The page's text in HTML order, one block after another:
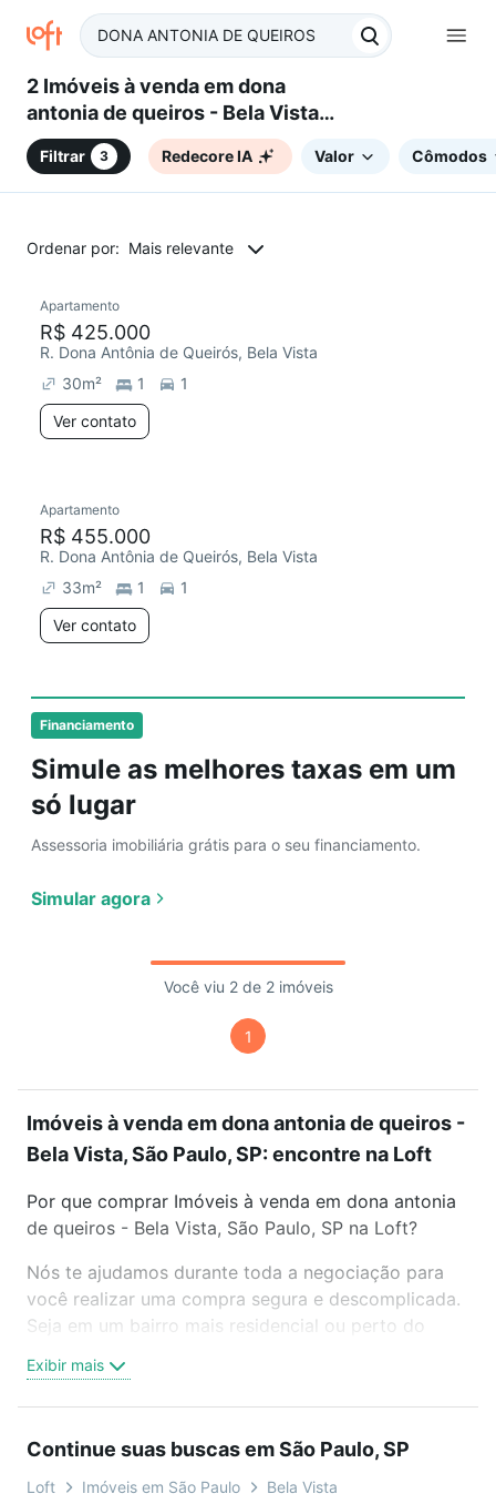
2 Imóveis à venda em dona
antonia de queiros - Bela Vista,
São Paulo, SP
Filtrar 3 Redecore IA Valor Cômodos
Ordenar por: Mais relevante
Financiamento
Simule as melhores taxas em um
só lugar
Assessoria imobiliária grátis para o seu financiamento.
Simular agora
Redecorar
Apartamento
R$ 425.000
R. Dona Antônia de Queirós, Bela Vista
30m² 1
1
Ver contato
Redecorar
Apartamento
R$ 455.000
R. Dona Antônia de Queirós, Bela Vista
33m² 1
1
Ver contato
Você viu 2 de 2 imóveis
1
Imóveis à venda em dona antonia de queiros -
Bela Vista, São Paulo, SP: encontre na Loft
Por que comprar Imóveis à venda em dona antonia
de queiros - Bela Vista, São Paulo, SP na Loft?
Nós te ajudamos durante toda a negociação para
você realizar uma compra segura e descomplicada.
Seja em um bairro mais residencial ou perto do
oferta ideal de Imóveis à venda em dona antonia de
queiros - Bela Vista, São Paulo, SP para conquistar
videochamada, é grátis, sem compromisso e você
ainda conta com mais de 46 mil corretores e
Exibir mais
Continue suas buscas em São Paulo, SP
Loft Imóveis em São Paulo Bela Vista